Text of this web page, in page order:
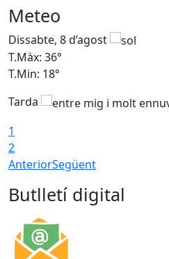
Meteo
Dissabte, 8 d’agost
T.Màx: 36°
T.Min: 18°
Tarda
1
2
AnteriorSegüent
Butlletí digital